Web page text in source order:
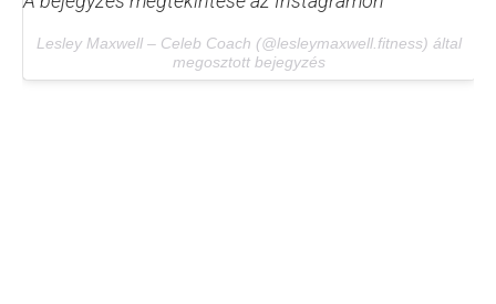
Lesley Maxwell – Celeb Coach (@lesleymaxwell.fitness) által
megosztott bejegyzés